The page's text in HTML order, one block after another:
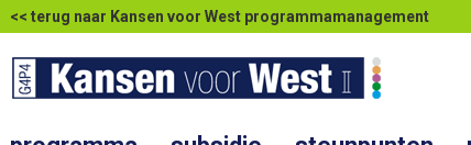
<< terug naar Kansen voor West programmamanagement